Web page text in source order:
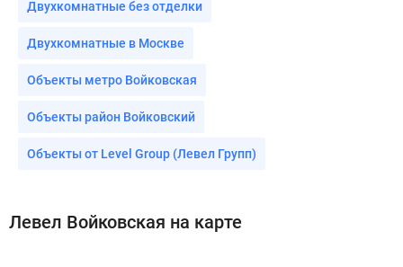
Двухкомнатные без отделки
Двухкомнатные в Москве
Объекты метро Войковская
Объекты район Войковский
Объекты от Level Group (Левел Групп)
Левел Войковская на карте